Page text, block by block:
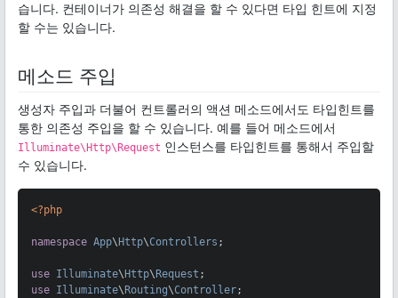
습니다. 컨테이너가 의존성 해결을 할 수 있다면 타입 힌트에 지정
할 수는 있습니다.
메소드 주입
생성자 주입과 더불어 컨트롤러의 액션 메소드에서도 타입힌트를
통한 의존성 주입을 할 수 있습니다. 예를 들어 메소드에서
Illuminate\Http\Request 인스턴스를 타입힌트를 통해서 주입할
수 있습니다.
<?php
namespace App\ Http\Controllers ;
use Illuminate\ Http\ Request
use Illuminate\ Routing\Controller;